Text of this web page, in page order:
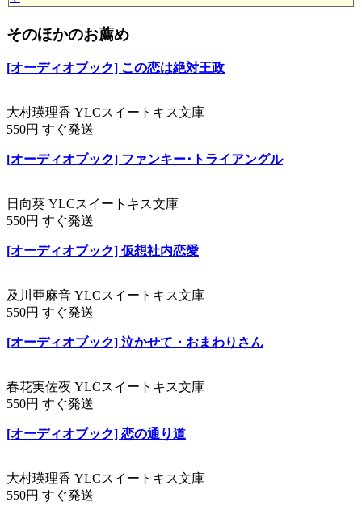
そのほかのお薦め
[オーディオブック] この恋は絶対王政
大村瑛理香 YLCスイートキス文庫
550円 すぐ発送
[オーディオブック] ファンキー･トライアングル
日向葵 YLCスイートキス文庫
550円 すぐ発送
[オーディオブック] 仮想社内恋愛
及川亜麻音 YLCスイートキス文庫
550円 すぐ発送
[オーディオブック] 泣かせて・おまわりさん
春花実佐夜 YLCスイートキス文庫
550円 すぐ発送
[オーディオブック] 恋の通り道
大村瑛理香 YLCスイートキス文庫
550円 すぐ発送